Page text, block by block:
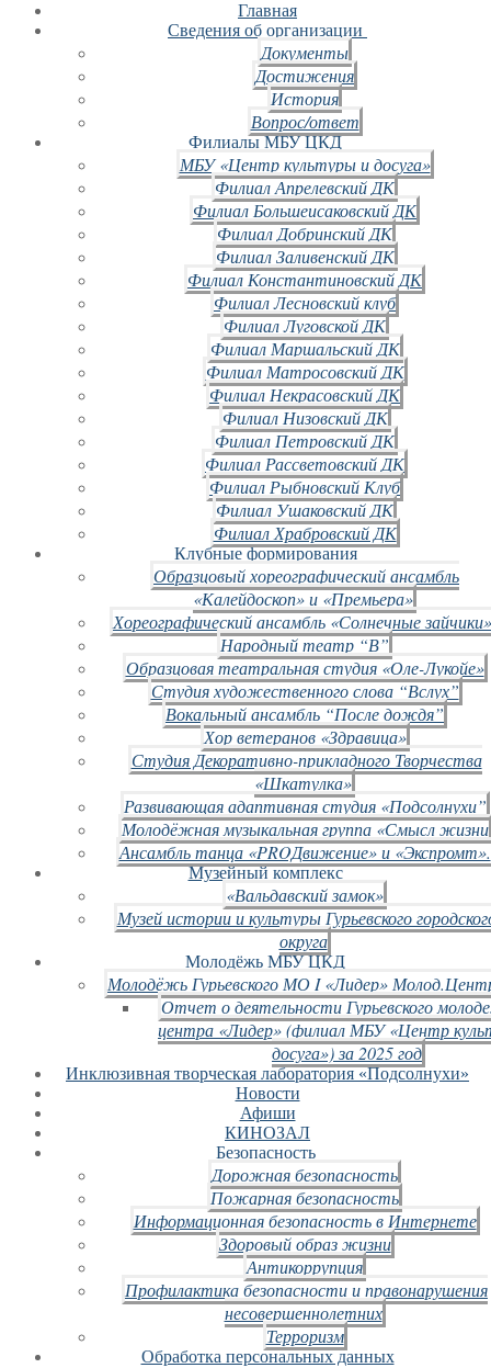
Главная
Сведения об организации
Документы
Достижения
История
Вопрос/ответ
Филиалы МБУ ЦКД
МБУ «Центр культуры и досуга»
Филиал Апрелевский ДК
Филиал Большеисаковский ДК
Филиал Добринский ДК
Филиал Заливенский ДК
Филиал Константиновский ДК
Филиал Лесновский клуб
Филиал Луговской ДК
Филиал Маршальский ДК
Филиал Матросовский ДК
Филиал Некрасовский ДК
Филиал Низовский ДК
Филиал Петровский ДК
Филиал Рассветовский ДК
Филиал Рыбновский Клуб
Филиал Ушаковский ДК
Филиал Храбровский ДК
Клубные формирования
Образцовый хореографический ансамбль
«Калейдоскоп» и «Премьера»
Хореографический ансамбль «Солнечные
Народный театр “В”
Образцовая театральная студия «Оле-Лукойе»
Студия художественного слова “Вслух”
Вокальный ансамбль “После дождя”
Хор ветеранов «Здравица»
Студия Декоративно-прикладного Творчества
«Шкатулка»
Развивающая адаптивная студия «Подсолнухи”
Молодёжная музыкальная группа «Смысл жизни
Ансамбль танца «PROДвижение» и «Экспромт».
Музейный комплекс
«Вальдавский замок»
Музей истории и культуры Гурьевского
округа
Молодёжь МБУ ЦКД
Молодёжь Гурьевского МО I «Лидер»
Отчет о деятельности Гурьевского
центра «Лидер» (филиал МБУ «Центр
досуга») за 2025 год
Инклюзивная творческая лаборатория «Подсолнухи»
Новости
Афиши
КИНОЗАЛ
Безопасность
Дорожная безопасность
Пожарная безопасность
Информационная безопасность в Интернете
Здоровый образ жизни
Антикоррупция
Профилактика безопасности и правонарушения
несовершеннолетних
Терроризм
Обработка персональных данных